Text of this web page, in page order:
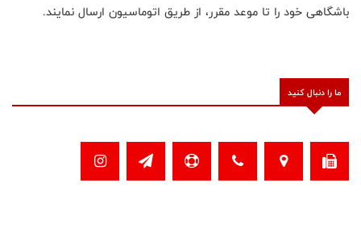
باشگاهی خود را تا موعد مقرر، از طریق اتوماسیون ارسال نمایند.
ما را دنبال کنید